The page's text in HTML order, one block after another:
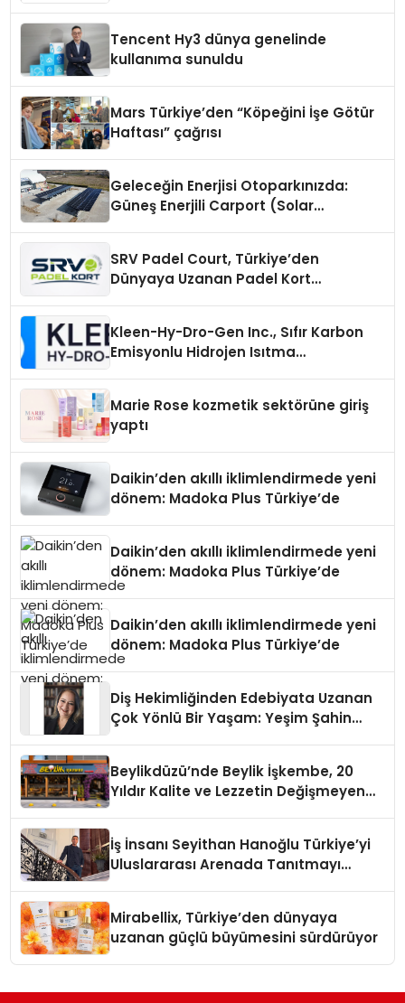
Tencent Hy3 dünya genelinde
kullanıma sunuldu
Mars Türkiye’den “Köpeğini İşe Götür
Haftası” çağrısı
Geleceğin Enerjisi Otoparkınızda:
Güneş Enerjili Carport (Solar
SRV Padel Court, Türkiye’den
Dünyaya Uzanan Padel Kort
Kleen-Hy-Dro-Gen Inc., Sıfır Karbon
Emisyonlu Hidrojen Isıtma
Marie Rose kozmetik sektörüne giriş
yaptı
Daikin’den akıllı iklimlendirmede yeni
dönem: Madoka Plus Türkiye’de
Daikin’den akıllı iklimlendirmede yeni
dönem: Madoka Plus Türkiye’de
Daikin’den akıllı iklimlendirmede yeni
dönem: Madoka Plus Türkiye’de
Diş Hekimliğinden Edebiyata Uzanan
Çok Yönlü Bir Yaşam: Yeşim Şahin
Beylikdüzü’nde Beylik İşkembe, 20
Yıldır Kalite ve Lezzetin Değişmeyen
İş İnsanı Seyithan Hanoğlu Türkiye’yi
Uluslararası Arenada Tanıtmayı
Mirabellix, Türkiye’den dünyaya
uzanan güçlü büyümesini sürdürüyor